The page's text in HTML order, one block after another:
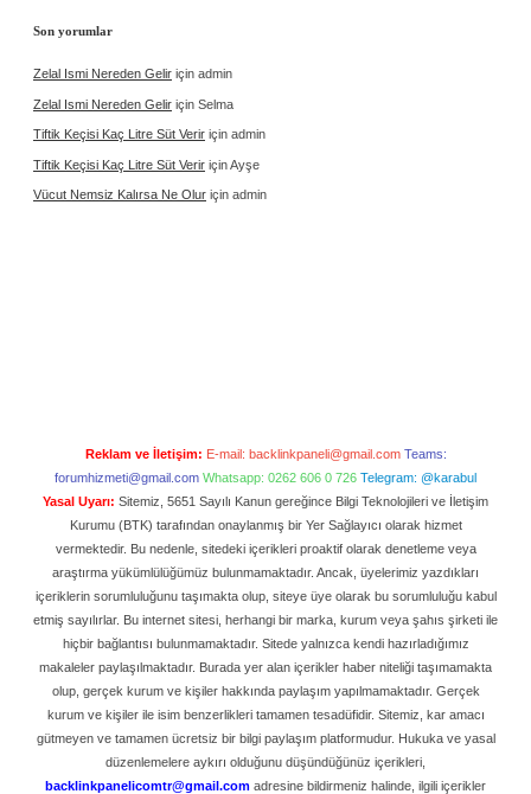
Son yorumlar
Zelal Ismi Nereden Gelir için admin
Zelal Ismi Nereden Gelir için Selma
Tiftik Keçisi Kaç Litre Süt Verir için admin
Tiftik Keçisi Kaç Litre Süt Verir içinAyşe
Vücut Nemsiz Kalırsa Ne Olur için admin
Reklam ve İletişim: E-mail: backlinkpaneli@gmail.com Teams:
forumhizmeti@gmail.com Whatsapp: 0262 606 0 726 Telegram: @karabul
Yasal Uyarı: Sitemiz, 5651 Sayılı Kanun gereğince Bilgi Teknolojileri ve İletişim
Kurumu (BTK) tarafından onaylanmış bir Yer Sağlayıcı olarak hizmet
vermektedir. Bu nedenle, sitedeki içerikleri proaktif olarak denetleme veya
araştırma yükümlülüğümüz bulunmamaktadır. Ancak, üyelerimiz yazdıkları
içeriklerin sorumluluğunu taşımakta olup, siteye üye olarak bu sorumluluğu kabul
etmiş sayılırlar. Bu internet sitesi, herhangi bir marka, kurum veya şahıs şirketi ile
hiçbir bağlantısı bulunmamaktadır. Sitede yalnızca kendi hazırladığımız
makaleler paylaşılmaktadır. Burada yer alan içerikler haber niteliği taşımamakta
olup, gerçek kurum ve kişiler hakkında paylaşım yapılmamaktadır. Gerçek
kurum ve kişiler ile isim benzerlikleri tamamen tesadüfidir. Sitemiz, kar amacı
gütmeyen ve tamamen ücretsiz bir bilgi paylaşım platformudur. Hukuka ve yasal
düzenlemelere aykırı olduğunu düşündüğünüz içerikleri,
backlinkpanelicomtr@gmail.com adresine bildirmeniz halinde, ilgili içerikler